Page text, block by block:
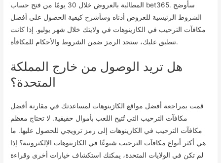
المطالبة بالعروض خلال 30 يومًا من فتح حساب bet365. سأوضح
الشروط الرئيسية للعروض أدناه وسأشرح كيفية الحصول على أفضل
مكافآت الترحيب في الكازينوهات في ولايتك خلال شهر يوليو. إذا كانت
تنطبق عليك، ستجد الرمز ضمن الشروط والأحكام للمكافأة.
هل تريد الوصول من خارج المملكة
المتحدة؟
قمت بمراجعة أفضل مواقع الكازينوهات لمساعدتك في مقارنة أفضل
مكافآت الترحيب التي تُتيح اللعب بأموال حقيقية. لا تحتاج معظم
مكافآت الترحيب في الكازينوهات إلى رمز ترويجي للحصول عليها. ما
هي أكثر أنواع مكافآت الترحيب شيوعًا في الكازينوهات الإلكترونية؟ إذا
لم تكن في الولايات المتحدة، يمكنك استكشاف خيارات أخرى وقراءة